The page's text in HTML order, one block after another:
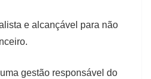
e alcançável para não
gestão responsável do